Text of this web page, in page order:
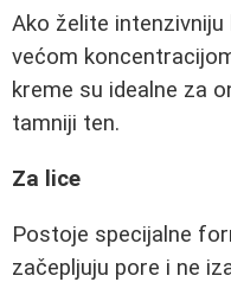
Ako želite
većom
kreme su idealne za
tamniji ten.
Za lice
Postoje specijalne
začepljuju pore i ne